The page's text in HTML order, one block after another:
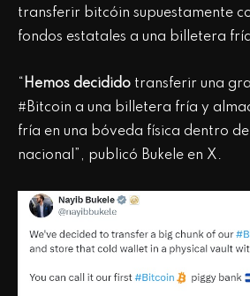
transferir bitcóin supuestamente
fondos estatales a una billetera
Hemos decidido transferir una
#Bitcoin a una billetera fría y
fría en una bóveda física dentro
nacional”, publicó Bukele en X.